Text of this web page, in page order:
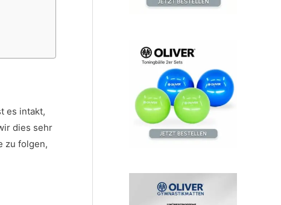
es intakt,
dies sehr
zu folgen,